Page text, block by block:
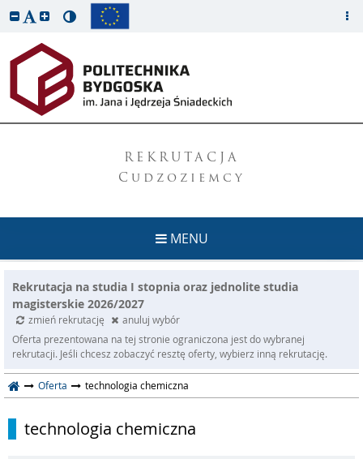
REKRUTACJA
Cudzoziemcy
MENU
Rekrutacja na studia I stopnia oraz jednolite studia
magisterskie 2026/2027
zmień rekrutację
anuluj wybór
Oferta prezentowana na tej stronie ograniczona jest do wybranej
rekrutacji. Jeśli chcesz zobaczyć resztę oferty, wybierz inną rekrutację.
Oferta technologia chemiczna
technologia chemiczna